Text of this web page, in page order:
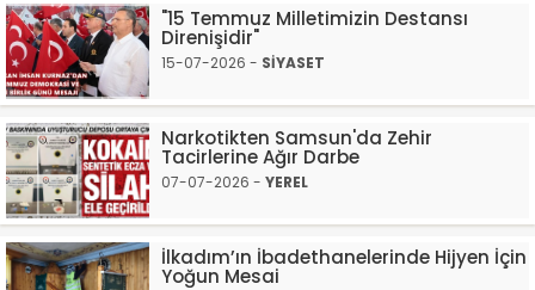
"15 Temmuz Milletimizin Destansı
Direnişidir"
15-07-2026 - SİYASET
Narkotikten Samsun'da Zehir
Tacirlerine Ağır Darbe
07-07-2026 - YEREL
İlkadım’ın İbadethanelerinde Hijyen İçin
Yoğun Mesai